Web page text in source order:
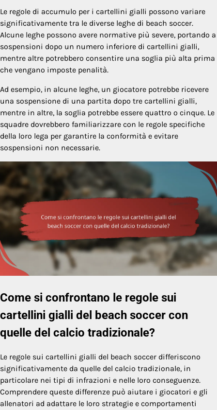
Le regole di accumulo per i cartellini gialli possono variare
significativamente tra le diverse leghe di beach soccer.
Alcune leghe possono avere normative più severe, portando a
sospensioni dopo un numero inferiore di cartellini gialli,
mentre altre potrebbero consentire una soglia più alta prima
che vengano imposte penalità.
Ad esempio, in alcune leghe, un giocatore potrebbe ricevere
una sospensione di una partita dopo tre cartellini gialli,
mentre in altre, la soglia potrebbe essere quattro o cinque. Le
squadre dovrebbero familiarizzare con le regole specifiche
della loro lega per garantire la conformità e evitare
sospensioni non necessarie.
Come si confrontano le regole sui
cartellini gialli del beach soccer con
quelle del calcio tradizionale?
Le regole sui cartellini gialli del beach soccer differiscono
significativamente da quelle del calcio tradizionale, in
particolare nei tipi di infrazioni e nelle loro conseguenze.
Comprendere queste differenze può aiutare i giocatori e gli
allenatori ad adattare le loro strategie e comportamenti